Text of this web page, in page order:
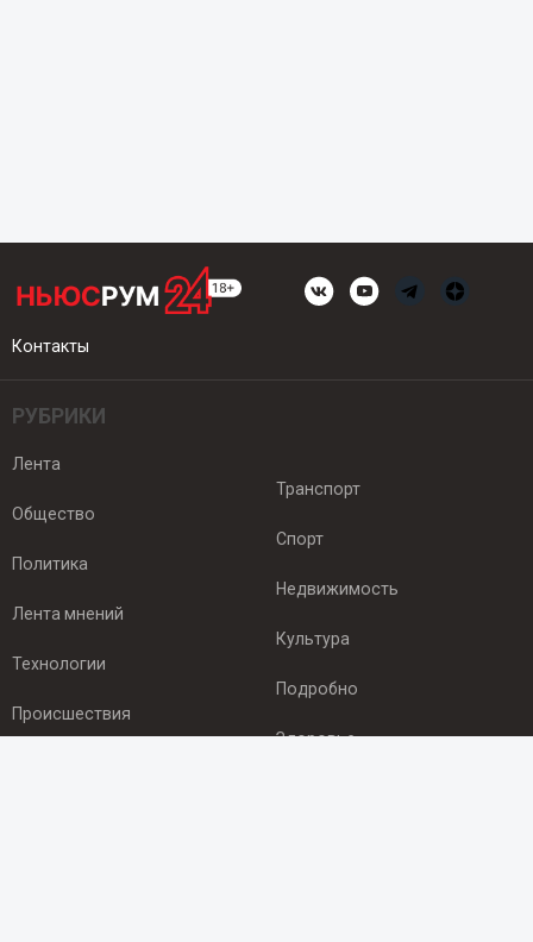
Контакты
РУБРИКИ
Лента
Общество
Политика
Лента мнений
Технологии
Происшествия
Транспорт
Спорт
Недвижимость
Культура
Подробно
Здоровье